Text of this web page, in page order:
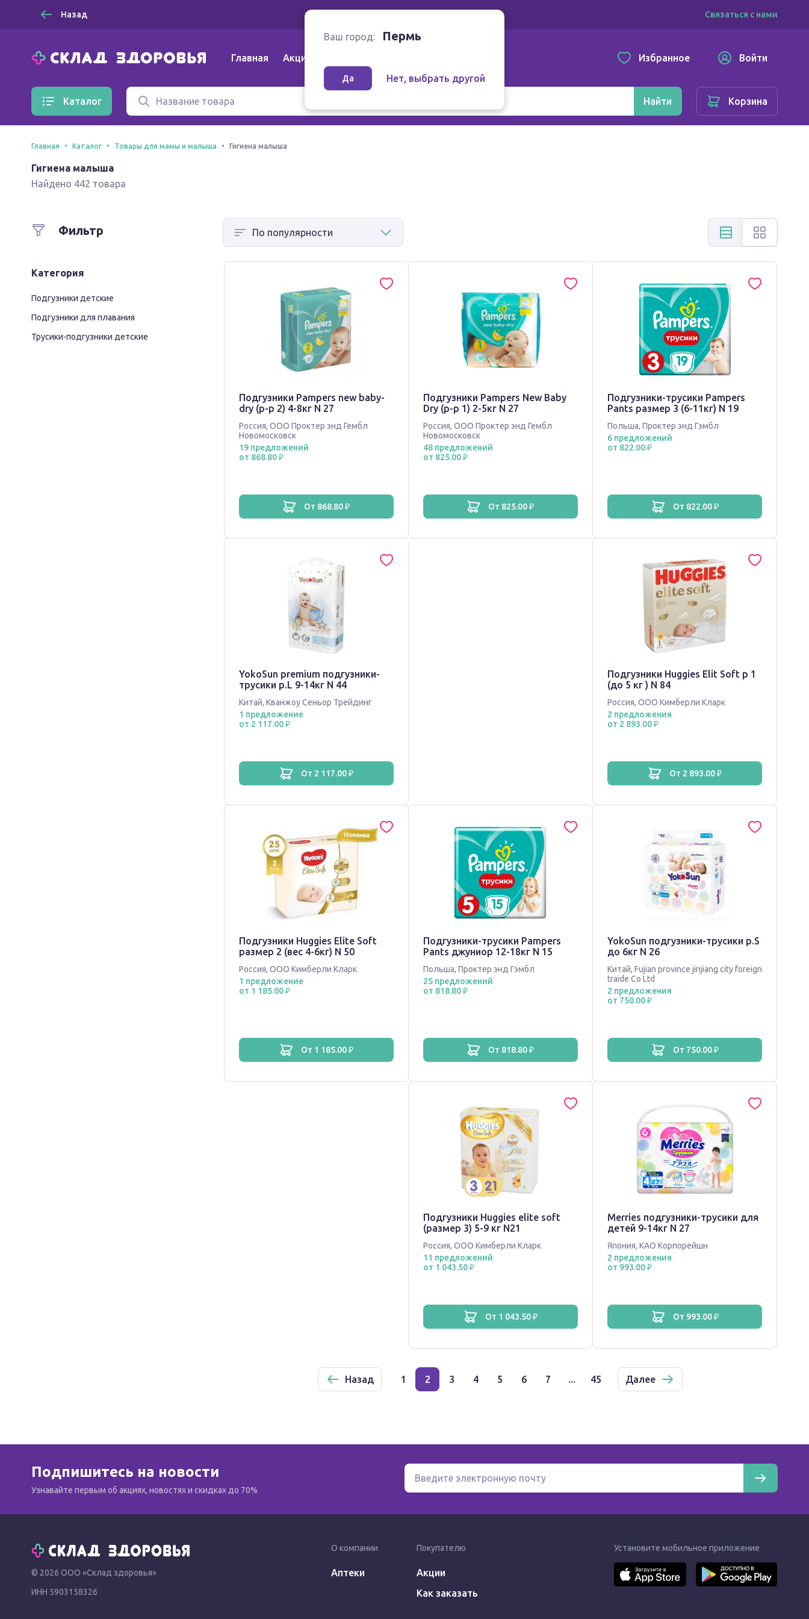
Назад Связаться с нами
Главная Акции Избранное Войти
Каталог Найти Корзина
Ваш город: Пермь
Да Нет, выбрать другой
Главная Каталог Товары для мамы и малыша Гигиена малыша
Гигиена малыша
Найдено 442 товара
Фильтр
Категория
Подгузники детские
Подгузники для плавания
Трусики-подгузники детские
Подгузники Pampers new baby-
dry (р-р 2) 4-8кг N 27
Россия, ООО Проктер энд Гембл
Новомосковск
19 предложений
от 868.80 ₽
от 868.80 ₽
Подгузники Pampers New Baby
Dry (р-р 1) 2-5кг N 27
Россия, ООО Проктер энд Гембл
Новомосковск
48 предложений
от 825.00 ₽
от 825.00 ₽
Подгузники-трусики Pampers
Pants размер 3 (6-11кг) N 19
Польша,Проктер энд Гэмбл
6 предложений
от 822.00 ₽
от 822.00 ₽
YokoSun premium подгузники-
трусики р.L 9-14кг N 44
Китай, Кванжоу Сеньор Трейдинг
1 предложение
от 2 117.00 ₽
от 2 117.00 ₽
Подгузники Huggies Elit Soft р 1
(до 5 кг ) N 84
Россия,ООО Кимберли Кларк
2 предложения
от 2 893.00 ₽
от 2 893.00 ₽
Подгузники Huggies Elite Soft
размер 2 (вес 4-6кг) N 50
Россия, ООО Кимберли Кларк
1 предложение
от 1 185.00 ₽
от 1 185.00 ₽
Подгузники-трусики Pampers
Pants джуниор 12-18кг N 15
Польша, Проктер энд Гэмбл
25 предложений
от 818.80 ₽
от 818.80 ₽
YokoSun подгузники-трусики р.S
до 6кг N 26
Китай,Fujian province jinjiang city foreign
traide Co Ltd
2 предложения
от 750.00 ₽
от 750.00 ₽
Подгузники Huggies elite soft
(размер 3) 5-9 кг N21
Россия, ООО Кимберли Кларк
11 предложений
от 1 043.50 ₽
от 1 043.50 ₽
Merries подгузники-трусики для
детей 9-14кг N 27
Япония,КАО Корпорейшн
2 предложения
от 993.00 ₽
от 993.00 ₽
Назад 1 2 3 4 5 6 7 ... 45 Далее
Подпишитесь на новости
Узнавайте первым об акциях, новостях и скидках до 70%
© 2026 ООО «Склад здоровья»
ИНН 5903158326
О компании
Аптеки
Покупателю
Акции
Как заказать
Установите мобильное приложение